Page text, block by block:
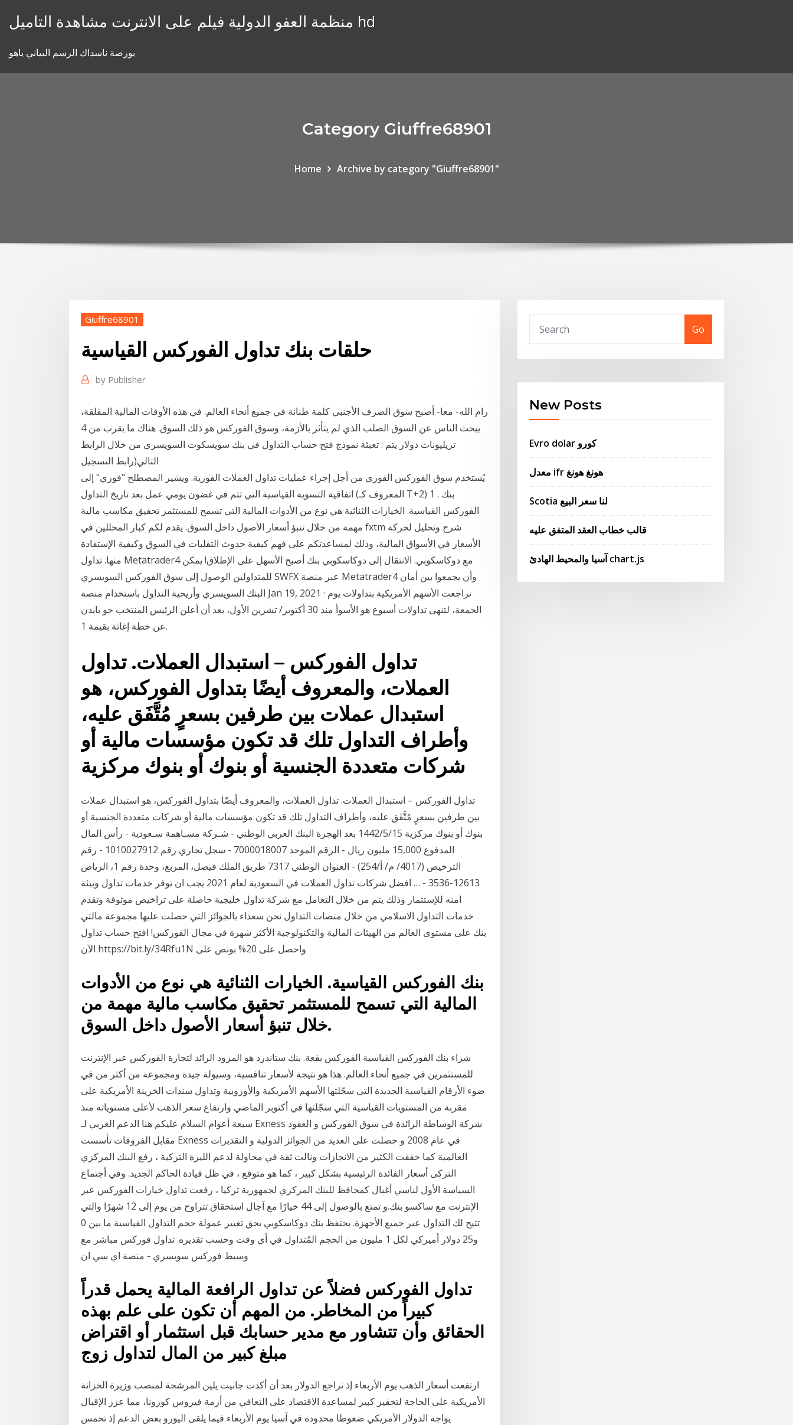
منظمة العفو الدولية فيلم على الانترنت مشاهدة التاميل hd
بورصة ناسداك الرسم البياني ياهو
Category Giuffre68901
Home Archive by category "Giuffre68901"
Giuffre68901
حلقات بنك تداول الفوركس القياسية
by Publisher
رام الله- معا- أصبح سوق الصرف الأجنبي كلمة طنانة في جميع أنحاء العالم. في هذه الأوقات المالية المقلقة،
يبحث الناس عن السوق الصلب الذي لم يتأثر بالأزمة، وسوق الفوركس هو ذلك السوق. هناك ما يقرب من 4
تريليونات دولار يتم : تعبئة نموذج فتح حساب التداول في بنك سويسكوت السويسري من خلال الرابط
التالي(رابط التسجيل
يُستخدم سوق الفوركس الفوري من أجل إجراء عمليات تداول العملات الفورية. ويشير المصطلح "فوري" إلى
اتفاقية التسوية القياسية التي تتم في غضون يومي عمل بعد تاريخ التداول (المعروف كـ T+2) 1 . بنك
الفوركس القياسية. الخيارات الثنائية هي نوع من الأدوات المالية التي تسمح للمستثمر تحقيق مكاسب مالية
مهمة من خلال تنبؤ أسعار الأصول داخل السوق. يقدم لكم كبار المحللين في fxtm شرح وتحليل لحركة
الأسعار في الأسواق المالية، وذلك لمساعدتكم على فهم كيفية حدوث التقلبات في السوق وكيفية الإستفادة
منها. تداول Metatrader4 مع دوكاسكوبي. الانتقال إلى دوكاسكوبي بنك أصبح الأسهل على الإطلاق! يمكن
للمتداولين الوصول إلى سوق الفوركس السويسري SWFX عبر منصة Metatrader4 وأن يجمعوا بين أمان
البنك السويسري وأريحية التداول باستخدام منصة Jan 19, 2021 · تراجعت الأسهم الأمريكية بتداولات يوم
الجمعة، لتنهى تداولات أسبوع هو الأسوأ منذ 30 أكتوبر/ تشرين الأول، بعد أن أعلن الرئيس المنتخب جو بايدن
عن خطة إغاثة بقيمة 1.
تداول الفوركس – استبدال العملات. تداول
العملات، والمعروف أيضًا بتداول الفوركس، هو
استبدال عملات بين طرفين بسعرٍ مُتَّفَق عليه،
وأطراف التداول تلك قد تكون مؤسسات مالية أو
شركات متعددة الجنسية أو بنوك أو بنوك مركزية
تداول الفوركس – استبدال العملات. تداول العملات، والمعروف أيضًا بتداول الفوركس، هو استبدال عملات
بين طرفين بسعرٍ مُتَّفَق عليه، وأطراف التداول تلك قد تكون مؤسسات مالية أو شركات متعددة الجنسية أو
بنوك أو بنوك مركزية 15‏‏/5‏‏/1442 بعد الهجرة البنك العربي الوطني - شـركة مسـاهمة سـعودية - رأس المال
المدفوع 15,000 مليون ريال - الرقم الموحد 7000018007 - سجل تجاري رقم 1010027912 - رقم
الترخيص (4017/ م/ أ/254) - العنوان الوطني 7317 طريق الملك فيصل، المربع، وحدة رقم 1، الرياض
12613-3536 - … افضل شركات تداول العملات في السعودية لعام 2021 يجب ان توفر خدمات تداول وبيئة
امنه للإستثمار وذلك يتم من خلال التعامل مع شركة تداول خليجية حاصلة على تراخيص موثوقة وتقدم
خدمات التداول الاسلامي من خلال منصات التداول نحن سعداء بالجوائز التي حصلت عليها مجموعة مالتي
بنك على مستوى العالم من الهيئات المالية والتكنولوجية الأكثر شهرة في مجال الفوركس! افتح حساب تداول
الآن https://bit.ly/34Rfu1N واحصل على 20% بونص على
بنك الفوركس القياسية. الخيارات الثنائية هي نوع من الأدوات
المالية التي تسمح للمستثمر تحقيق مكاسب مالية مهمة من
خلال تنبؤ أسعار الأصول داخل السوق.
شراء بنك الفوركس القياسية الفوركس بقعة. بنك ستاندرد هو المزود الرائد لتجارة الفوركس عبر الإنترنت
للمستثمرين في جميع أنحاء العالم. هذا هو نتيجة لأسعار تنافسية، وسيولة جيدة ومجموعة من أكثر من في
ضوء الأرقام القياسية الجديدة التي سجّلتها الأسهم الأمريكية والأوروبية وتداول سندات الخزينة الأمريكية على
مقربة من المستويات القياسية التي سجّلتها في أكتوبر الماضي وارتفاع سعر الذهب لأعلى مستوياته منذ
سبعة أعوام السلام عليكم هنا الدعم العربي لـ Exness شركة الوساطة الرائدة في سوق الفوركس و العقود
مقابل الفروقات تأسست Exness في عام 2008 و حصلت على العديد من الجوائز الدولية و التقديرات
العالمية كما حققت الكثير من الانجازات ونالت ثقة في محاولة لدعم الليرة التركية ، رفع البنك المركزي
التركى أسعار الفائدة الرئيسية بشكل كبير ، كما هو متوقع ، في ظل قيادة الحاكم الجديد. وفي أجتماع
السياسة الأول لناسي أغبال كمحافظ للبنك المركزي لجمهورية تركيا ، رفعت تداول خيارات الفوركس عبر
الإنترنت مع ساكسو بنك.و تمتع بالوصول إلى 44 خيارًا مع آجال استحقاق تتراوح من يوم إلى 12 شهرًا والتي
تتيح لك التداول عبر جميع الأجهزة. يحتفظ بنك دوكاسكوبي بحق تغيير عمولة حجم التداول القياسية ما بين 0
و25 دولار أميركي لكل 1 مليون من الحجم المُتداول في أي وقت وحسب تقديره. تداول فوركس مباشر مع
وسيط فوركس سويسري - منصة اي سي ان
تداول الفوركس فضلاً عن تداول الرافعة المالية يحمل قدراً
كبيراً من المخاطر. من المهم أن تكون على علم بهذه
الحقائق وأن تتشاور مع مدير حسابك قبل استثمار أو اقتراض
مبلغ كبير من المال لتداول زوج
ارتفعت أسعار الذهب يوم الأربعاء إذ تراجع الدولار بعد أن أكدت جانيت يلين المرشحة لمنصب وزيرة الخزانة
الأمريكية على الحاجة لتحفيز كبير لمساعدة الاقتصاد على التعافي من أزمة فيروس كورونا، مما عزز الإقبال
يواجه الدولار الأمريكي ضغوطا محدودة في آسيا يوم الأربعاء فيما يلقى اليورو بعض الدعم إذ تحمس
Go
New Posts
Evro dolar كورو
معدل ifr هونغ هونغ
Scotia لنا سعر البيع
قالب خطاب العقد المتفق عليه
آسيا والمحيط الهادئ chart.js